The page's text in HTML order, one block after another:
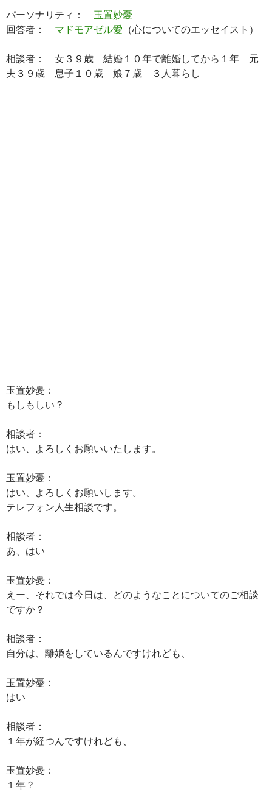
パーソナリティ： 玉置妙憂
回答者： マドモアゼル愛 （心についてのエッセイスト）
相談者： 女３９歳 結婚１０年で離婚してから１年 元
夫３９歳 息子１０歳 娘７歳 ３人暮らし
玉置妙憂：
もしもしい？
相談者：
はい、よろしくお願いいたします。
玉置妙憂：
はい、よろしくお願いします。
テレフォン人生相談です。
相談者：
あ、はい
玉置妙憂：
えー、それでは今日は、どのようなことについてのご相談
ですか？
相談者：
自分は、離婚をしているんですけれども、
玉置妙憂：
はい
相談者：
１年が経つんですけれども、
玉置妙憂：
１年？